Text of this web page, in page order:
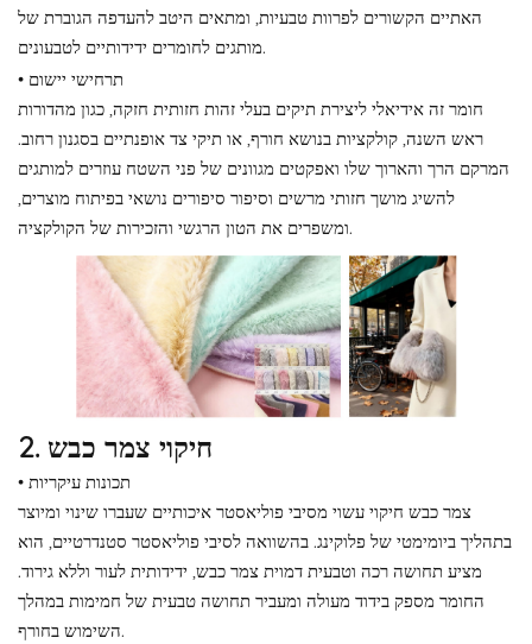
האתיים הקשורים לפרוות טבעיות, ומתאים היטב להעדפה הגוברת של
מותגים לחומרים ידידותיים לטבעונים.
• תרחישי יישום
חומר זה אידיאלי ליצירת תיקים בעלי זהות חזותית חזקה, כגון מהדורות
ראש השנה, קולקציות בנושא חורף, או תיקי צד אופנתיים בסגנון רחוב.
המרקם הרך והארוך שלו ואפקטים מגוונים של פני השטח עוזרים למותגים
להשיג מושך חזותי מרשים וסיפור סיפורים נושאי בפיתוח מוצרים,
ומשפרים את הטון הרגשי והזכירות של הקולקציה.
2. חיקוי צמר כבש
• תכונות עיקריות
צמר כבש חיקוי עשוי מסיבי פוליאסטר איכותיים שעברו שינוי ומיוצר
בתהליך ביומימטי של פלוקינג. בהשוואה לסיבי פוליאסטר סטנדרטיים, הוא
מציע תחושה רכה וטבעית דמוית צמר כבש, ידידותית לעור וללא גירוד.
החומר מספק בידוד מעולה ומעביר תחושה טבעית של חמימות במהלך
השימוש בחורף.